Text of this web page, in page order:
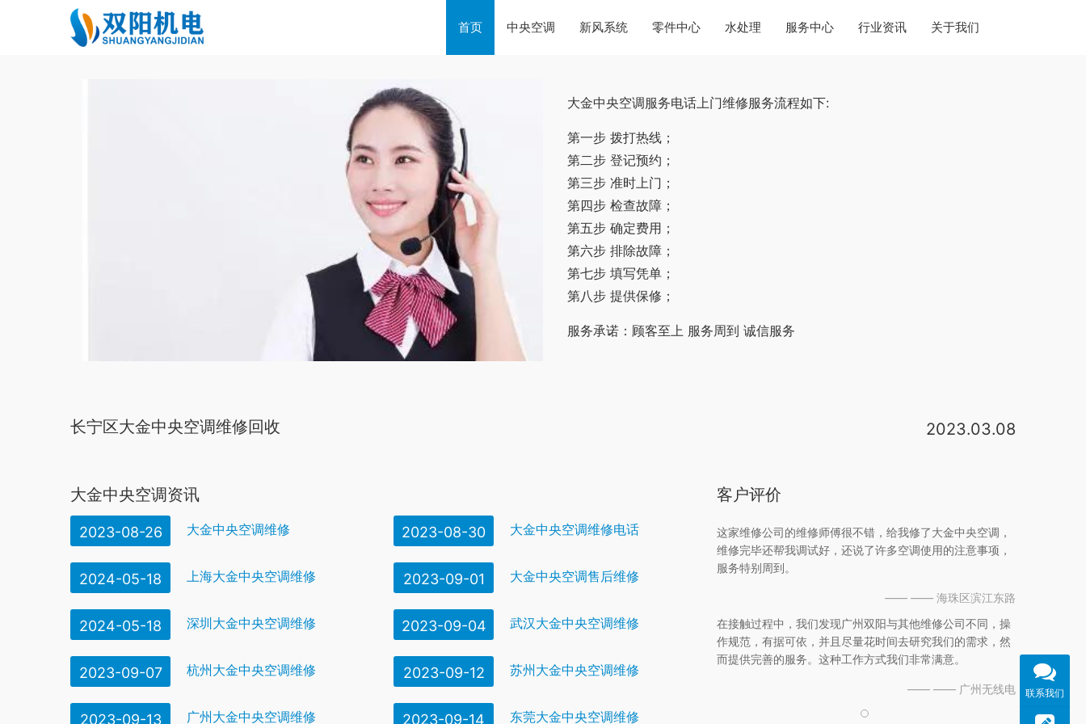
首页 中央空调 新风系统 零件中心 水处理 服务中心 行业资讯 关于我们
大金中央空调服务电话上门维修服务流程如下:
第一步 拨打热线；
第二步 登记预约；
第三步 准时上门；
第四步 检查故障；
第五步 确定费用；
第六步 排除故障；
第七步 填写凭单；
第八步 提供保修；
服务承诺：顾客至上 服务周到 诚信服务
长宁区大金中央空调维修回收 2023.03.08
大金中央空调资讯
2023-08-26 大金中央空调维修 2023-08-30 大金中央空调维修电话
2024-05-18 上海大金中央空调维修 2023-09-01 大金中央空调售后维修
2024-05-18 深圳大金中央空调维修 2023-09-04 武汉大金中央空调维修
2023-09-07 杭州大金中央空调维修 2023-09-12 苏州大金中央空调维修
2023-09-13 广州大金中央空调维修 2023-09-14 东莞大金中央空调维修
客户评价
这家维修公司的维修师傅很不错，给我修了大金中央空调，
维修完毕还帮我调试好，还说了许多空调使用的注意事项，
服务特别周到。
—— —— 海珠区滨江东路
在接触过程中，我们发现广州双阳与其他维修公司不同，操
作规范，有据可依，并且尽量花时间去研究我们的需求，然
而提供完善的服务。这种工作方式我们非常满意。
—— —— 广州无线电 联系我们